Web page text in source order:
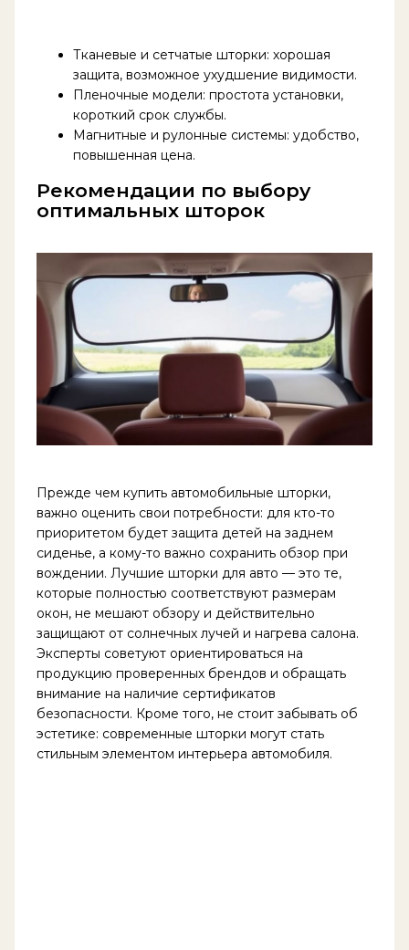
Тканевые и сетчатые шторки: хорошая
защита, возможное ухудшение видимости.
Пленочные модели: простота установки,
короткий срок службы.
Магнитные и рулонные системы: удобство,
повышенная цена.
Рекомендации по выбору
оптимальных шторок
Прежде чем купить автомобильные шторки,
важно оценить свои потребности: для кто-то
приоритетом будет защита детей на заднем
сиденье, а кому-то важно сохранить обзор при
вождении. Лучшие шторки для авто — это те,
которые полностью соответствуют размерам
окон, не мешают обзору и действительно
защищают от солнечных лучей и нагрева салона.
Эксперты советуют ориентироваться на
продукцию проверенных брендов и обращать
внимание на наличие сертификатов
безопасности. Кроме того, не стоит забывать об
эстетике: современные шторки могут стать
стильным элементом интерьера автомобиля.